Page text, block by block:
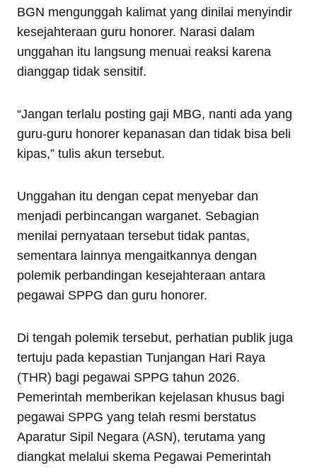
BGN mengunggah kalimat yang dinilai menyindir
kesejahteraan guru honorer. Narasi dalam
unggahan itu langsung menuai reaksi karena
dianggap tidak sensitif.
“Jangan terlalu posting gaji MBG, nanti ada yang
guru-guru honorer kepanasan dan tidak bisa beli
kipas,” tulis akun tersebut.
Unggahan itu dengan cepat menyebar dan
menjadi perbincangan warganet. Sebagian
menilai pernyataan tersebut tidak pantas,
sementara lainnya mengaitkannya dengan
polemik perbandingan kesejahteraan antara
pegawai SPPG dan guru honorer.
Di tengah polemik tersebut, perhatian publik juga
tertuju pada kepastian Tunjangan Hari Raya
(THR) bagi pegawai SPPG tahun 2026.
Pemerintah memberikan kejelasan khusus bagi
pegawai SPPG yang telah resmi berstatus
Aparatur Sipil Negara (ASN), terutama yang
diangkat melalui skema Pegawai Pemerintah